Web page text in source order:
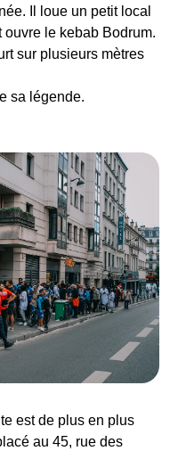
Il loue un petit local
ouvre le kebab Bodrum.
sur plusieurs mètres
sa légende.
est de plus en plus
au 45, rue des